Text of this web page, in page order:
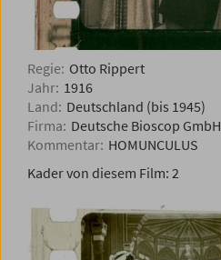
Regie: Otto Rippert
Jahr: 1916
Land: Deutschland (bis 1945)
Firma: Deutsche Bioscop GmbH
Kommentar: HOMUNCULUS
Kader von diesem Film: 2